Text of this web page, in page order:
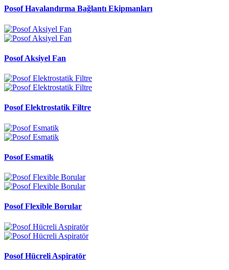
Posof Havalandırma Bağlantı Ekipmanları
Posof Aksiyel Fan
Posof Elektrostatik Filtre
Posof Esmatik
Posof Flexible Borular
Posof Hücreli Aspiratör